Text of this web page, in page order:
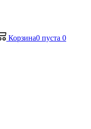
Корзина0 пуста 0